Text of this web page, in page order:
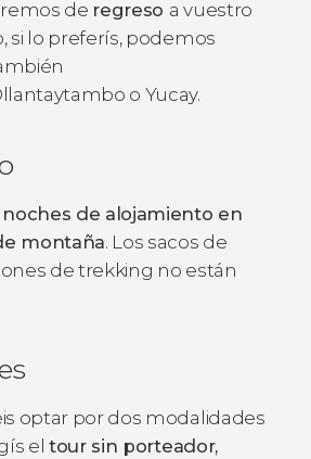
de regreso a vuestro
si lo preferís, podemos
o Yucay.
noches de alojamiento en
montaña. Los sacos de
de trekking no están
optar por dos modalidades
el tour sin porteador,